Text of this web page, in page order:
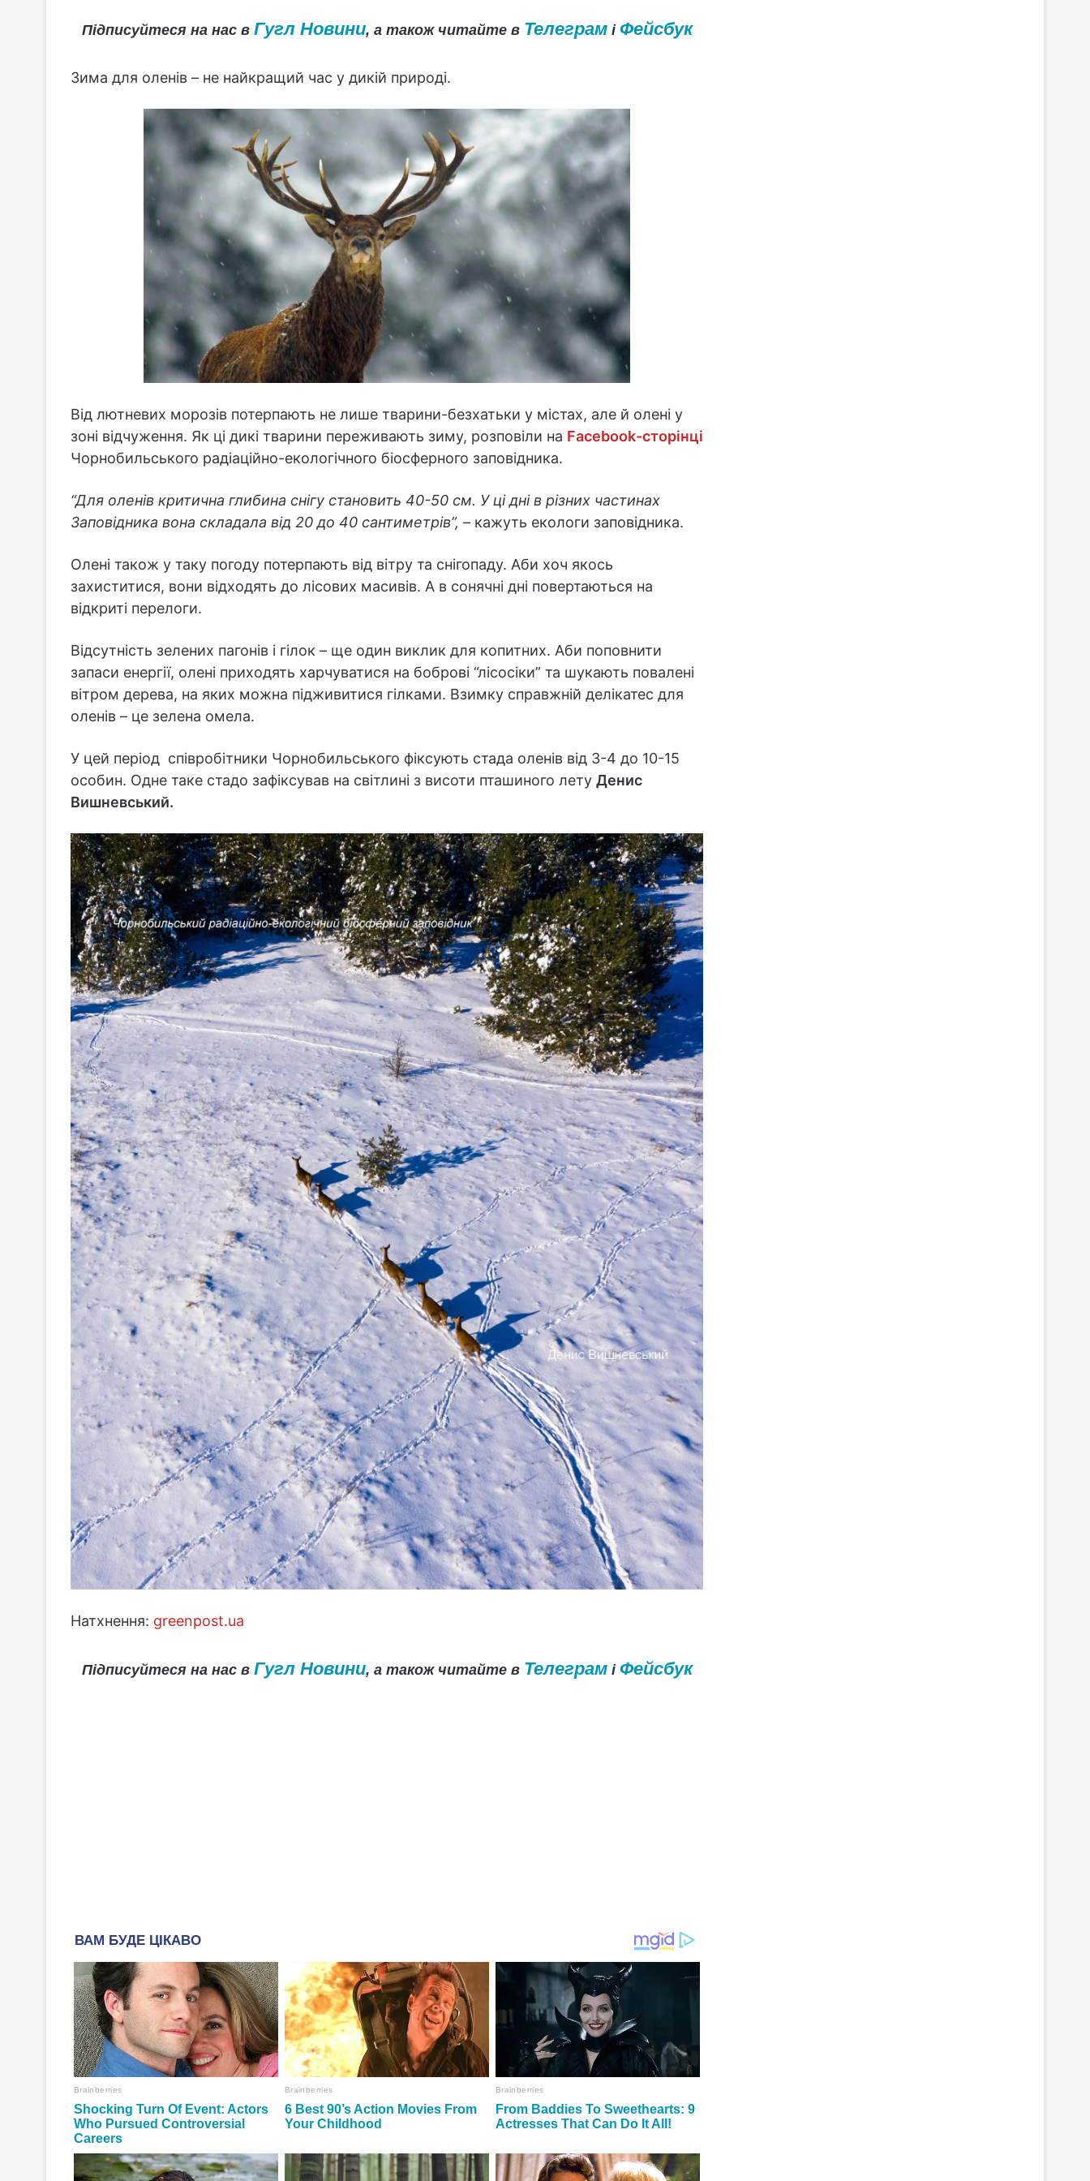
Підписуйтеся на нас в Гугл Новини, а також читайте в Телеграмі Фейсбук
Зима для оленів – не найкращий час у дикій природі.
Від лютневих морозів потерпають не лише тварини-безхатьки у містах, але й олені у
зоні відчуження. Як ці дикі тварини переживають зиму, розповіли на Facebook-сторінці
Чорнобильського радіаційно-екологічного біосферного заповідника.
“Для оленів критична глибина снігу становить 40-50 см. У ці дні в різних частинах
Заповідника вона складала від 20 до 40 сантиметрів”, – кажуть екологи заповідника.
Олені також у таку погоду потерпають від вітру та снігопаду. Аби хоч якось
захиститися, вони відходять до лісових масивів. А в сонячні дні повертаються на
відкриті перелоги.
Відсутність зелених пагонів і гілок – ще один виклик для копитних. Аби поповнити
запаси енергії, олені приходять харчуватися на боброві “лісосіки” та шукають повалені
вітром дерева, на яких можна підживитися гілками. Взимку справжній делікатес для
оленів – це зелена омела.
У цей період співробітники Чорнобильського фіксують стада оленів від 3-4 до 10-15
особин. Одне таке стадо зафіксував на світлині з висоти пташиного лету Денис
Вишневський.
Натхнення: greenpost.ua
Підписуйтеся на нас в Гугл Новини, а також читайте в Телеграмі Фейсбук